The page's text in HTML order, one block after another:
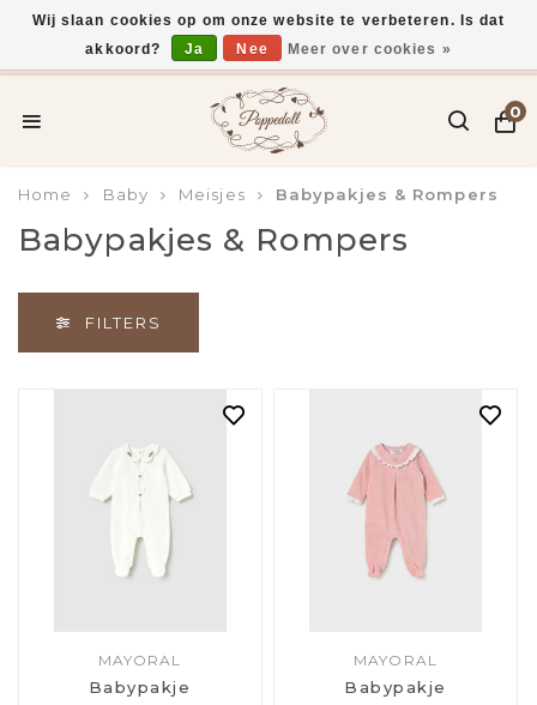
Gratis verzending vanaf €75,-
0
Home Baby Meisjes Babypakjes & Rompers
Babypakjes & Rompers
FILTERS
MAYORAL
Babypakje
MAYORAL
Babypakje
Wij slaan cookies op om onze website te verbeteren. Is dat
akkoord?
Ja Nee Meer over cookies »